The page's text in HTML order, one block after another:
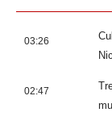
03:26
02:47